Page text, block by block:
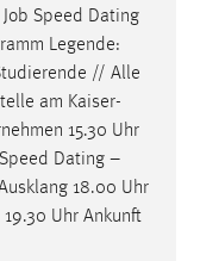
Job Speed Dating
Legende:
// Alle
am Kaiser-
15.30 Uhr
Speed Dating –
18.00 Uhr
Uhr Ankunft